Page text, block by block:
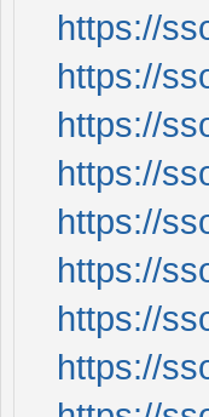
https://
https://
https://
https://
https://
https://
https://
https://